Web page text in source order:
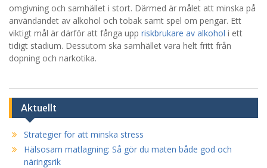
omgivning och samhället i stort. Därmed är målet att minska på
användandet av alkohol och tobak samt spel om pengar. Ett
viktigt mål är därför att fånga upp riskbrukare av alkohol i ett
tidigt stadium. Dessutom ska samhället vara helt fritt från
dopning och narkotika.
Aktuellt
Strategier för att minska stress
Hälsosam matlagning: Så gör du maten både god och
näringsrik